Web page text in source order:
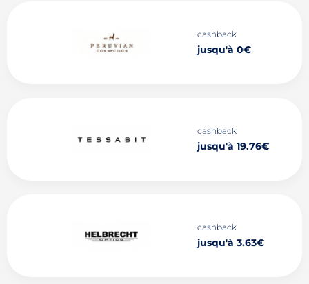
cashback
jusqu'à 0€
cashback
jusqu'à 19.76€
cashback
jusqu'à 3.63€